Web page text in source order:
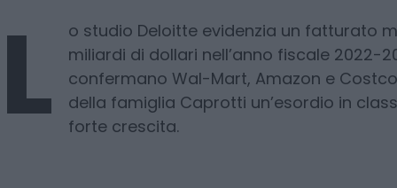
L
o studio Deloitte evidenzia un fatturato
miliardi di dollari nell’anno fiscale 2022-
confermano Wal-Mart, Amazon e
della famiglia Caprotti un’esordio in
forte crescita.